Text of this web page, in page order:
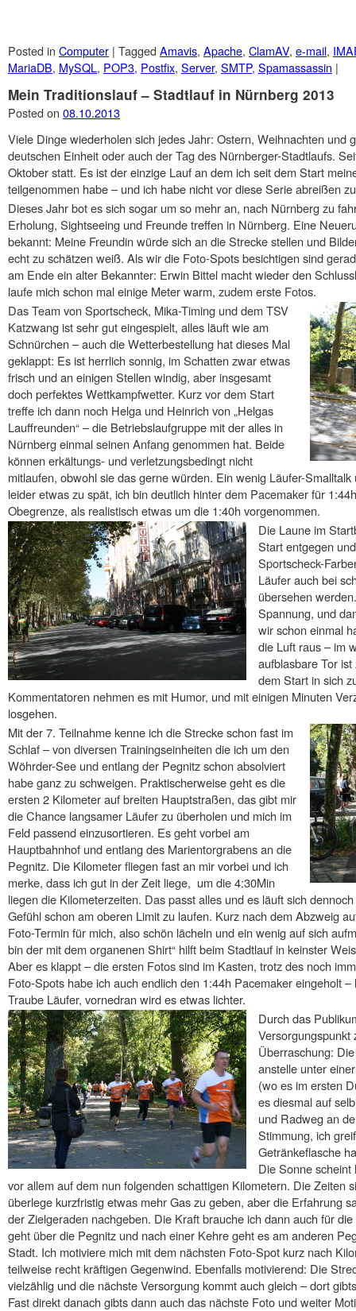
Posted in Computer | Tagged Amavis, Apache, ClamAV, e-mail,
MariaDB, MySQL, POP3, Postfix, Server, SMTP, Spamassassin |
Mein Traditionslauf – Stadtlauf in Nürnberg 2013
Posted on 08.10.2013
Viele Dinge wiederholen sich jedes Jahr: Ostern, Weihnachten und
deutschen Einheit oder auch der Tag des Nürnberger-Stadtlaufs.
Oktober statt. Es ist der einzige Lauf an dem ich seit dem Start
teilgenommen habe – und ich habe nicht vor diese Serie abreißen
Dieses Jahr bot es sich sogar um so mehr an, nach Nürnberg zu
Erholung, Sightseeing und Freunde treffen in Nürnberg. Eine
bekannt: Meine Freundin würde sich an die Strecke stellen und
echt zu schätzen weiß. Als wir die Foto-Spots besichtigen sind
am Ende ein alter Bekannter: Erwin Bittel macht wieder den
laufe mich schon mal einige Meter warm, zudem erste Fotos.
Das Team von Sportscheck, Mika-Timing und dem TSV
Katzwang ist sehr gut eingespielt, alles läuft wie am
Schnürchen – auch die Wetterbestellung hat dieses Mal
geklappt: Es ist herrlich sonnig, im Schatten zwar etwas
frisch und an einigen Stellen windig, aber insgesamt
doch perfektes Wettkampfwetter. Kurz vor dem Start
treffe ich dann noch Helga und Heinrich von „Helgas
Lauffreunden“ – die Betriebslaufgruppe mit der alles in
Nürnberg einmal seinen Anfang genommen hat. Beide
können erkältungs- und verletzungsbedingt nicht
mitlaufen, obwohl sie das gerne würden. Ein wenig Läufer-
leider etwas zu spät, ich bin deutlich hinter dem Pacemaker für
Obegrenze, als realistisch etwas um die 1:40h vorgenommen.
Die Laune im
Start entgegen
Sportscheck-
Läufer auch bei
übersehen
Spannung, und
wir schon einmal
die Luft raus – im
aufblasbare Tor
dem Start in sich
Kommentatoren nehmen es mit Humor, und mit einigen Minuten
losgehen.
Mit der 7. Teilnahme kenne ich die Strecke schon fast im
Schlaf – von diversen Trainingseinheiten die ich um den
Wöhrder-See und entlang der Pegnitz schon absolviert
habe ganz zu schweigen. Praktischerweise geht es die
ersten 2 Kilometer auf breiten Hauptstraßen, das gibt mir
die Chance langsamer Läufer zu überholen und mich im
Feld passend einzusortieren. Es geht vorbei am
Hauptbahnhof und entlang des Marientorgrabens an die
Pegnitz. Die Kilometer fliegen fast an mir vorbei und ich
merke, dass ich gut in der Zeit liege, um die 4:30Min
liegen die Kilometerzeiten. Das passt alles und es läuft sich
Gefühl schon am oberen Limit zu laufen. Kurz nach dem Abzweig
Foto-Termin für mich, also schön lächeln und ein wenig auf sich
bin der mit dem organenen Shirt“ hilft beim Stadtlauf in keinster
Aber es klappt – die ersten Fotos sind im Kasten, trotz des noch
Foto-Spots habe ich auch endlich den 1:44h Pacemaker eingeholt
Traube Läufer, vornedran wird es etwas lichter.
Durch das
Versorgungspunkt
Überraschung:
anstelle unter
(wo es im ersten
es diesmal auf
und Radweg an
Stimmung, ich
Getränkeflasche
Die Sonne
vor allem auf dem nun folgenden schattigen Kilometern. Die Zeiten
überlege kurzfristig etwas mehr Gas zu geben, aber die Erfahrung
der Zielgeraden nachgeben. Die Kraft brauche ich dann auch für
geht über die Pegnitz und nach einer Kehre geht es am anderen
Stadt. Ich motiviere mich mit dem nächsten Foto-Spot kurz nach
teilweise recht kräftigen Gegenwind. Ebenfalls motivierend: Die
vielzählig und die nächste Versorgung kommt auch gleich – dort
Fast direkt danach gibts dann auch das nächste Foto und weiter